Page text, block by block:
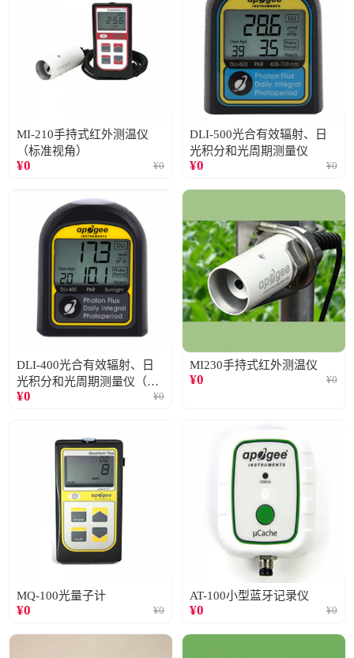
MI-210手持式红外测温仪
（标准视角）
¥0 ¥0
DLI-500光合有效辐射、日
光积分和光周期测量仪
¥0 ¥0
DLI-400光合有效辐射、日
光积分和光周期测量仪（仅
阳光）
¥0 ¥0
MI230手持式红外测温仪
¥0 ¥0
MQ-100光量子计
¥0 ¥0
AT-100小型蓝牙记录仪
¥0 ¥0